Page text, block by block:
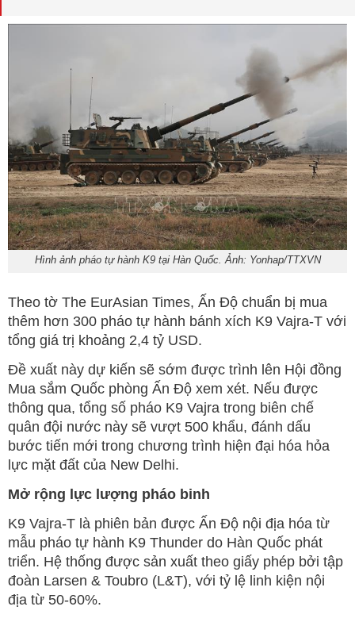
Hình ảnh pháo tự hành K9 tại Hàn Quốc. Ảnh: Yonhap/TTXVN
Theo tờ The EurAsian Times, Ấn Độ chuẩn bị mua
thêm hơn 300 pháo tự hành bánh xích K9 Vajra-T với
tổng giá trị khoảng 2,4 tỷ USD.
Đề xuất này dự kiến sẽ sớm được trình lên Hội đồng
Mua sắm Quốc phòng Ấn Độ xem xét. Nếu được
thông qua, tổng số pháo K9 Vajra trong biên chế
quân đội nước này sẽ vượt 500 khẩu, đánh dấu
bước tiến mới trong chương trình hiện đại hóa hỏa
lực mặt đất của New Delhi.
Mở rộng lực lượng pháo binh
K9 Vajra-T là phiên bản được Ấn Độ nội địa hóa từ
mẫu pháo tự hành K9 Thunder do Hàn Quốc phát
triển. Hệ thống được sản xuất theo giấy phép bởi tập
đoàn Larsen & Toubro (L&T), với tỷ lệ linh kiện nội
địa từ 50-60%.